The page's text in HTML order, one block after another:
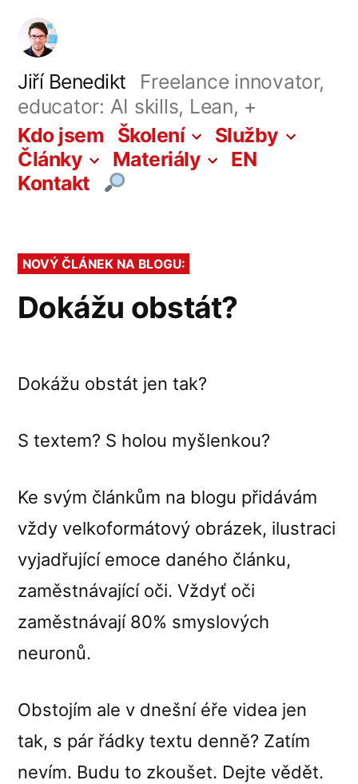
Přejít
obsahu
webu
Jiří Benedikt
Freelance innovator,
educator: AI skills, Lean, +
Kdo jsem Školení
Služby
Články
Materiály
EN
Kontakt
NOVÝ ČLÁNEK NA BLOGU:
Dokážu obstát?
Dokážu obstát jen tak?
S textem? S holou myšlenkou?
Ke svým článkům na blogu přidávám
vždy velkoformátový obrázek, ilustraci
vyjadřující emoce daného článku,
zaměstnávající oči. Vždyť oči
zaměstnávají 80% smyslových
neuronů.
Obstojím ale v dnešní éře videa jen
tak, s pár řádky textu denně? Zatím
nevím. Budu to zkoušet. Dejte vědět.